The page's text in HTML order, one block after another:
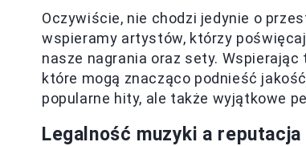
Oczywiście, nie chodzi jedynie o
wspieramy artystów, którzy
nasze nagrania oraz sety.
które mogą znacząco podnieść
popularne hity, ale także wyjątkowe
Legalność muzyki a reputacja